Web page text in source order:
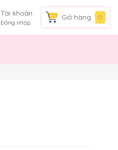
Tài khoản
Đăng nhập
Giỏ hàng 0